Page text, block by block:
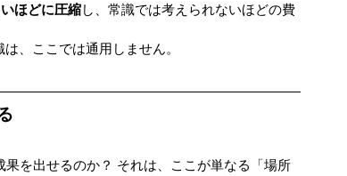
ほどに圧縮し、常識では考えられないほどの費
、ここでは通用しません。
を出せるのか？ それは、ここが単なる「場所